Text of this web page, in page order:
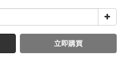
立即購買